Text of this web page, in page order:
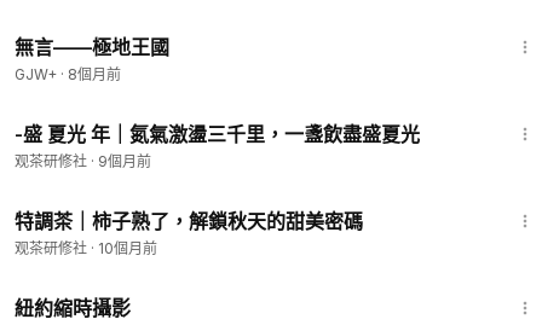
無言——極地王國
GJW+ · 8個月前
-盛 夏光 年｜氮氣激盪三千里，一盞飲盡盛夏光
观茶研修社 · 9個月前
特調茶｜柿子熟了，解鎖秋天的甜美密碼
观茶研修社 · 10個月前
紐約縮時攝影